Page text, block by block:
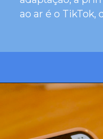
Na segunda-
#ContentTalks
vídeos curtos.
sucesso de uma